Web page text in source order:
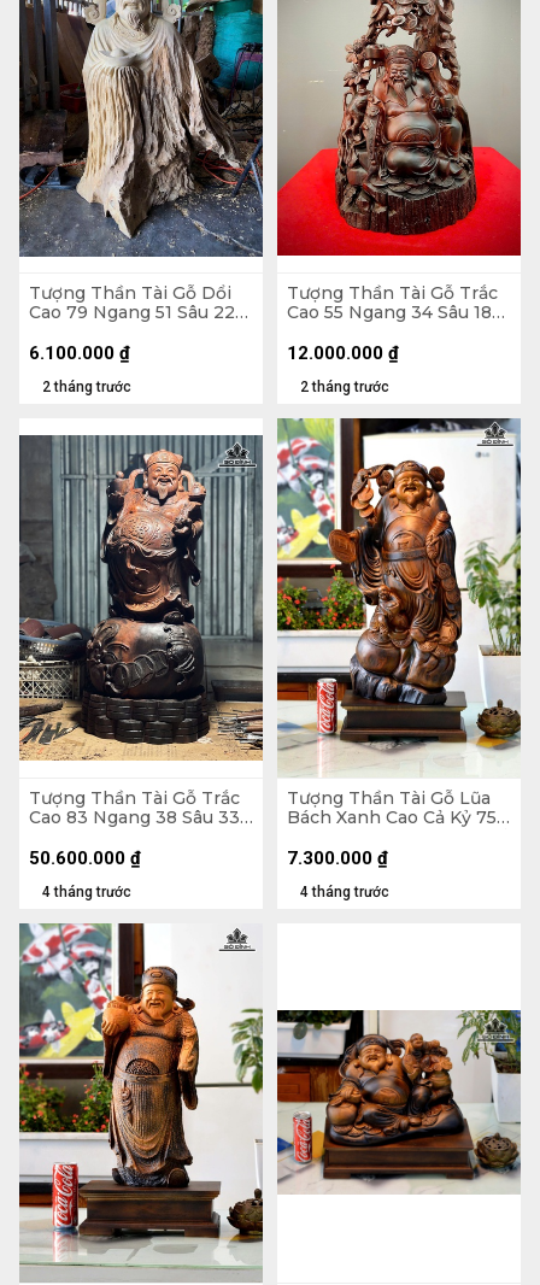
Tượng Thần Tài Gỗ Dổi
Cao 79 Ngang 51 Sâu 22
2 tháng trước
6.100.000 ₫
Tượng Thần Tài Gỗ Trắc
Cao 55 Ngang 34 Sâu 18
2 tháng trước
12.000.000 ₫
Tượng Thần Tài Gỗ Trắc
Cao 83 Ngang 38 Sâu 33
4 tháng trước
50.600.000 ₫
Tượng Thần Tài Gỗ Lũa
Bách Xanh Cao Cả Kỷ 75
Cao 10 (cm)
4 tháng trước
7.300.000 ₫